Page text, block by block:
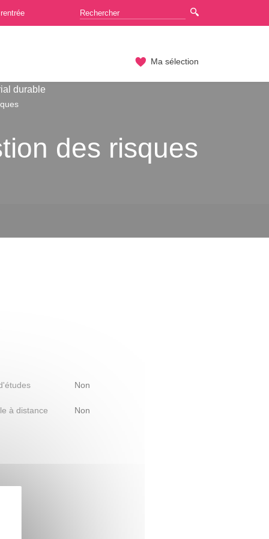
Ma sélection
durable
des risques
Non
à distance Non